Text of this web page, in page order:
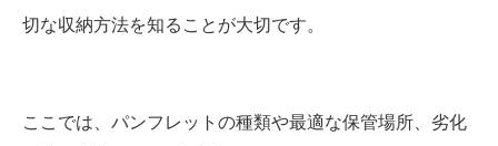
切な収納方法を知ることが大切です。
ここでは、パンフレットの種類や最適な保管場所、劣化